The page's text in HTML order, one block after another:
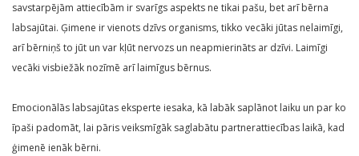
savstarpējām attiecībām ir svarīgs aspekts ne tikai pašu, bet arī bērna
labsajūtai. Ģimene ir vienots dzīvs organisms, tikko vecāki jūtas nelaimīgi,
arī bērniņš to jūt un var kļūt nervozs un neapmierināts ar dzīvi. Laimīgi
vecāki visbiežāk nozīmē arī laimīgus bērnus.
Emocionālās labsajūtas eksperte iesaka, kā labāk saplānot laiku un par ko
īpaši padomāt, lai pāris veiksmīgāk saglabātu partnerattiecības laikā, kad
ģimenē ienāk bērni.